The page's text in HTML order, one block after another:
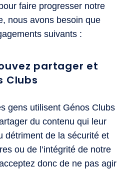
faire progresser notre
nous avons besoin que
suivants :
partager et
Clubs
gens utilisent Génos Clubs
du contenu qui leur
détriment de la sécurité et
ou de l’intégrité de notre
donc de ne pas agir